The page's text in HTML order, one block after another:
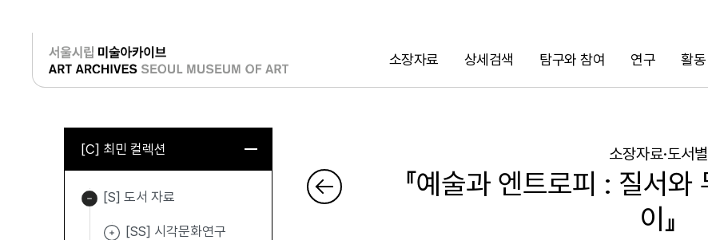
소장자료 상세검색 탐구와 참여 연구 활동
검색
로그인
[C] 최민 컬렉션
[S] 도서 자료
[SS] 시각문화연구
소장자료·도서별
『예술과 엔트로피 : 질서와
이』